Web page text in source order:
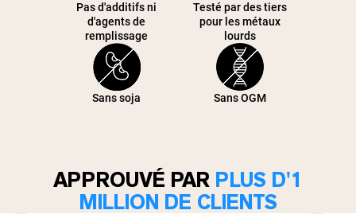
Pas d'additifs ni
d'agents de
remplissage
Testé par des tiers
pour les métaux
lourds
Sans soja Sans OGM
APPROUVÉ PAR PLUS D'1
MILLION DE CLIENTS